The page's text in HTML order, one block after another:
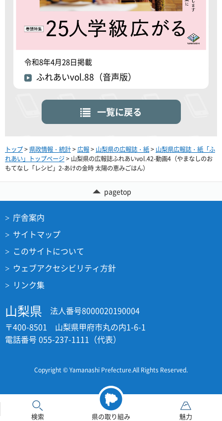
検索 県の取り組み 魅力
令和8年4月28日掲載
ふれあいvol.88（音声版）
一覧に戻る
トップ> 県政情報・統計>広報> 山梨県の広報誌・紙> 山梨県広報誌・紙「ふ
れあい」トップページ> 山梨県の広報誌ふれあいvol.42-動画4（やまなしのお
もてなし「レシピ」2-あけの金時 太陽の恵みごはん）
pagetop
庁舎案内
サイトマップ
このサイトについて
ウェブアクセシビリティ方針
リンク集
山梨県
法人番号8000020190004
〒400-8501 山梨県甲府市丸の内1-6-1
電話番号 055-237-1111（代表）
Copyright © Yamanashi Prefecture.All Rights Reserved.